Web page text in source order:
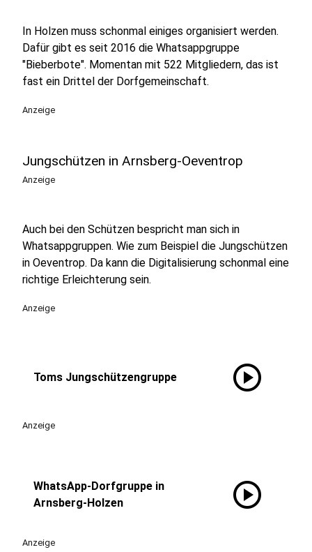
In Holzen muss schonmal einiges organisiert werden.
Dafür gibt es seit 2016 die Whatsappgruppe
"Bieberbote". Momentan mit 522 Mitgliedern, das ist
fast ein Drittel der Dorfgemeinschaft.
Anzeige
Jungschützen in Arnsberg-Oeventrop
Anzeige
Auch bei den Schützen bespricht man sich in
Whatsappgruppen. Wie zum Beispiel die Jungschützen
in Oeventrop. Da kann die Digitalisierung schonmal eine
richtige Erleichterung sein.
Anzeige
Toms Jungschützengruppe play_circle
Anzeige
WhatsApp-Dorfgruppe in
Arnsberg-Holzen
play_circle
Anzeige